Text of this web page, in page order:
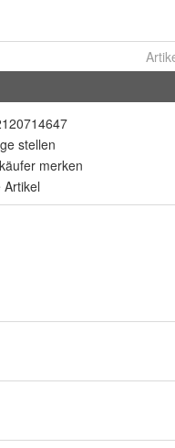
stellen
merken
Artikel